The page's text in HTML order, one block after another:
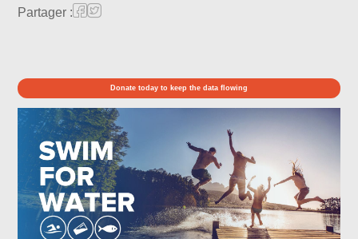
Partager :
Donate today to keep the data flowing